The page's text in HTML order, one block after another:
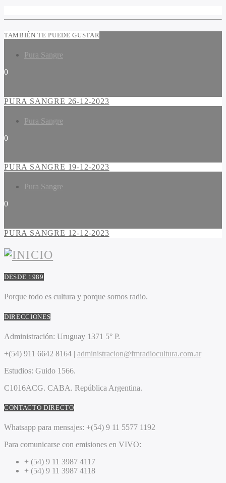
TAMBIÉN TE PUEDE GUSTAR
Pura Sangre
0
PURA SANGRE 26-12-2023
Pura Sangre
0
PURA SANGRE 19-12-2023
Pura Sangre
0
PURA SANGRE 12-12-2023
DESDE 1989
Porque todo es cultura y porque somos radio.
DIRECCIONES
Administración: Uruguay 1371 5° P.
+(54) 911 6642 8164 | administracion@fmradiocultura.com.ar
Estudios: Guido 1566.
C1016ACG. CABA. República Argentina.
CONTACTO DIRECTO
Whatsapp para mensajes: +(54) 9 11 5577 1192
Para comunicarse con emisiones en VIVO:
+ (54) 9 11 3987 4117
+ (54) 9 11 3987 4118